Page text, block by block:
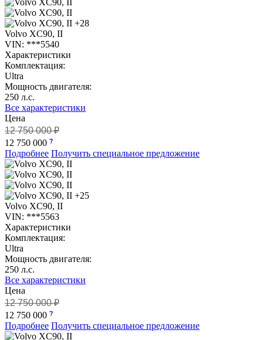
+28
Volvo XC90, II
VIN: ***5540
Характеристики
Комплектация:
Ultra
Мощность двигателя:
250 л.с.
Все характеристики
Цена
12 750 000 ₽
12 750 000
Подробнее Получить специальное предложение
+25
Volvo XC90, II
VIN: ***5563
Характеристики
Комплектация:
Ultra
Мощность двигателя:
250 л.с.
Все характеристики
Цена
12 750 000 ₽
12 750 000
Подробнее Получить специальное предложение